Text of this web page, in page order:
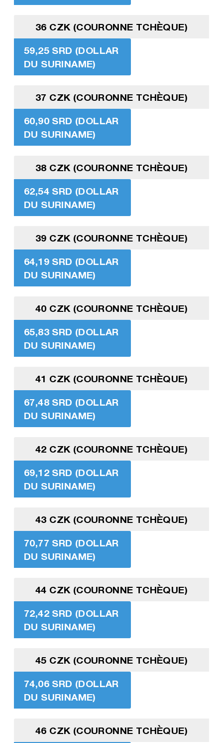
36 CZK (COURONNE TCHÈQUE)
59,25 SRD (DOLLAR
DU SURINAME)
37 CZK (COURONNE TCHÈQUE)
60,90 SRD (DOLLAR
DU SURINAME)
38 CZK (COURONNE TCHÈQUE)
62,54 SRD (DOLLAR
DU SURINAME)
39 CZK (COURONNE TCHÈQUE)
64,19 SRD (DOLLAR
DU SURINAME)
40 CZK (COURONNE TCHÈQUE)
65,83 SRD (DOLLAR
DU SURINAME)
41 CZK (COURONNE TCHÈQUE)
67,48 SRD (DOLLAR
DU SURINAME)
42 CZK (COURONNE TCHÈQUE)
69,12 SRD (DOLLAR
DU SURINAME)
43 CZK (COURONNE TCHÈQUE)
70,77 SRD (DOLLAR
DU SURINAME)
44 CZK (COURONNE TCHÈQUE)
72,42 SRD (DOLLAR
DU SURINAME)
45 CZK (COURONNE TCHÈQUE)
74,06 SRD (DOLLAR
DU SURINAME)
46 CZK (COURONNE TCHÈQUE)